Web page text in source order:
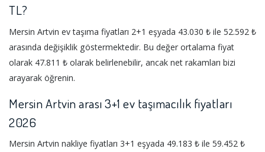
TL?
Mersin Artvin ev taşıma fiyatları 2+1 eşyada 43.030 ₺ ile 52.592 ₺
arasında değişiklik göstermektedir. Bu değer ortalama fiyat
olarak 47.811 ₺ olarak belirlenebilir, ancak net rakamları bizi
arayarak öğrenin.
Mersin Artvin arası 3+1 ev taşımacılık fiyatları
2026
Mersin Artvin nakliye fiyatları 3+1 eşyada 49.183 ₺ ile 59.452 ₺